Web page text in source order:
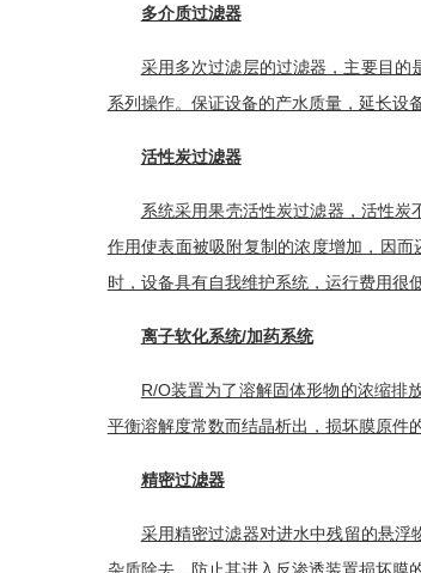
多介质过滤器
采用多次过滤层的过滤器，主要目的
系列操作。保证设备的产水质量，延长设
活性炭过滤器
系统采用果壳活性炭过滤器，活性炭
作用使表面被吸附复制的浓度增加，因
时，设备具有自我维护系统，运行费用很低
离子软化系统/加药系统
R/O装置为了溶解固体形物的浓缩排
平衡溶解度常数而结晶析出，损坏膜原件
精密过滤器
采用精密过滤器对进水中残留的悬浮